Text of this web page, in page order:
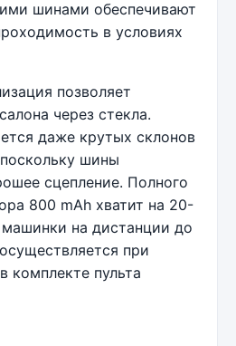
шинами обеспечивают
в условиях
позволяет
через стекла.
даже крутых склонов
шины
сцепление. Полного
800 mAh хватит на 20-
на дистанции до
при
пульта